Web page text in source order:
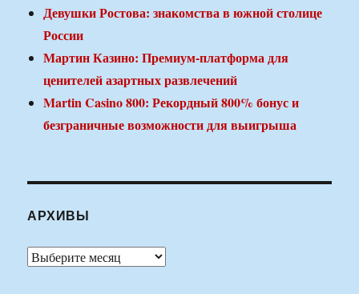
Девушки Ростова: знакомства в южной столице
России
Мартин Казино: Премиум-платформа для
ценителей азартных развлечений
Martin Casino 800: Рекордный 800% бонус и
безграничные возможности для выигрыша
АРХИВЫ
Архивы